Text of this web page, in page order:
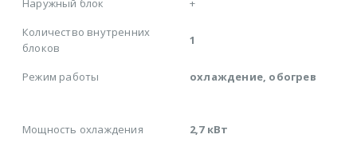
Наружный блок
+
Количество внутренних
блоков
1
Режим работы охлаждение, обогрев
Мощность охлаждения 2,7 кВт